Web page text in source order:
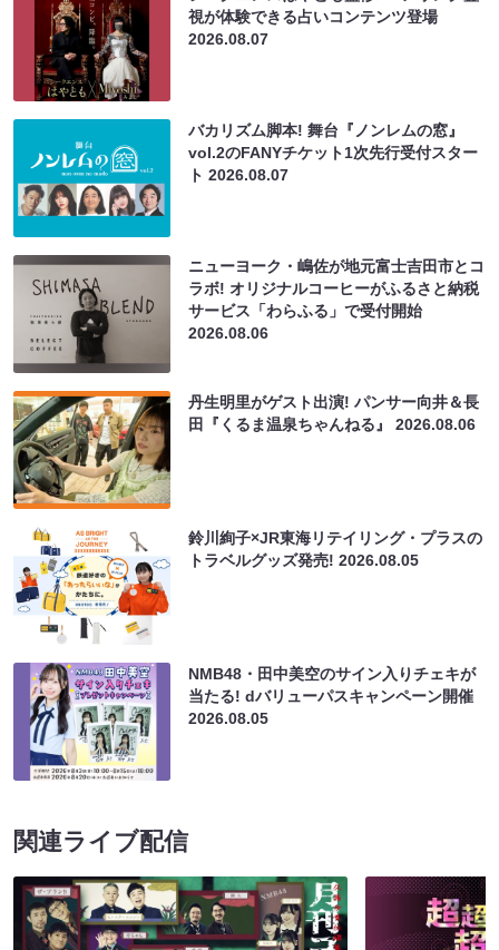
視が体験できる占いコンテンツ登場
2026.08.07
バカリズム脚本! 舞台『ノンレムの窓』
vol.2のFANYチケット1次先行受付スター
ト2026.08.07
ニューヨーク・嶋佐が地元富士吉田市とコ
ラボ! オリジナルコーヒーがふるさと納税
サービス「わらふる」で受付開始
2026.08.06
丹生明里がゲスト出演! パンサー向井＆長
田『くるま温泉ちゃんねる』2026.08.06
鈴川絢子×JR東海リテイリング・プラスの
トラベルグッズ発売!2026.08.05
NMB48・田中美空のサイン入りチェキが
当たる! dバリューパスキャンペーン開催
2026.08.05
関連ライブ配信